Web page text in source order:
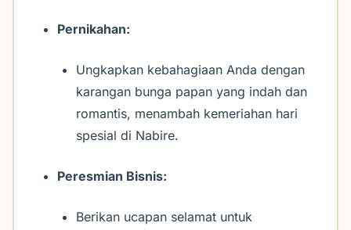
Pernikahan:
Ungkapkan kebahagiaan Anda dengan
karangan bunga papan yang indah dan
romantis, menambah kemeriahan hari
spesial di Nabire.
Peresmian Bisnis:
Berikan ucapan selamat untuk